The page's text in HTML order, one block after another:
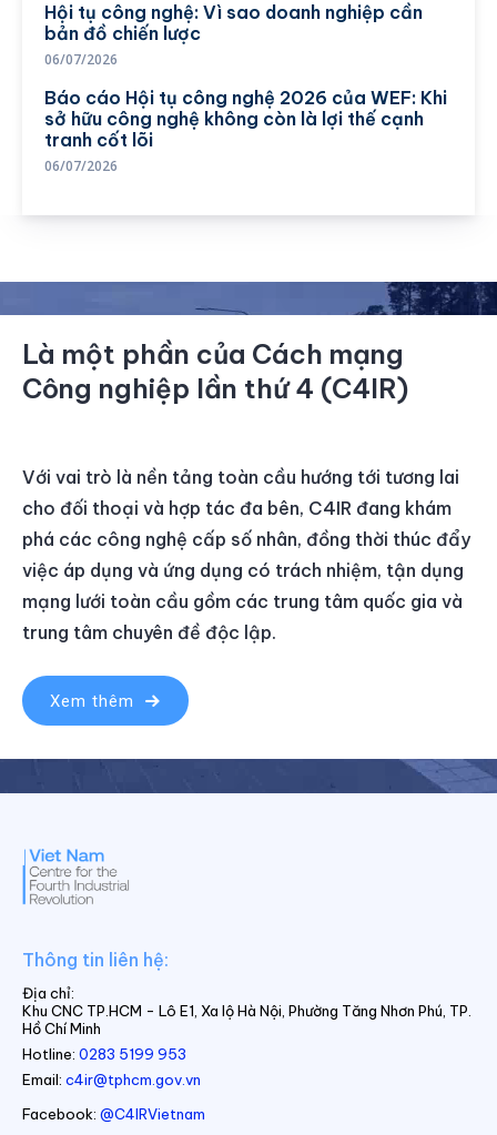
Hội tụ công nghệ: Vì sao doanh nghiệp cần
bản đồ chiến lược
06/07/2026
Báo cáo Hội tụ công nghệ 2026 của WEF: Khi
sở hữu công nghệ không còn là lợi thế cạnh
tranh cốt lõi
06/07/2026
Là một phần của Cách mạng
Công nghiệp lần thứ 4 (C4IR)
Với vai trò là nền tảng toàn cầu hướng tới tương lai
cho đối thoại và hợp tác đa bên, C4IR đang khám
phá các công nghệ cấp số nhân, đồng thời thúc đẩy
việc áp dụng và ứng dụng có trách nhiệm, tận dụng
mạng lưới toàn cầu gồm các trung tâm quốc gia và
trung tâm chuyên đề độc lập.
Xem thêm
Thông tin liên hệ:
Địa chỉ:
Khu CNC TP.HCM - Lô E1, Xa lộ Hà Nội, Phường Tăng Nhơn Phú, TP.
Hồ Chí Minh
Hotline: 0283 5199 953
Email: c4ir@tphcm.gov.vn
Facebook: @C4IRVietnam